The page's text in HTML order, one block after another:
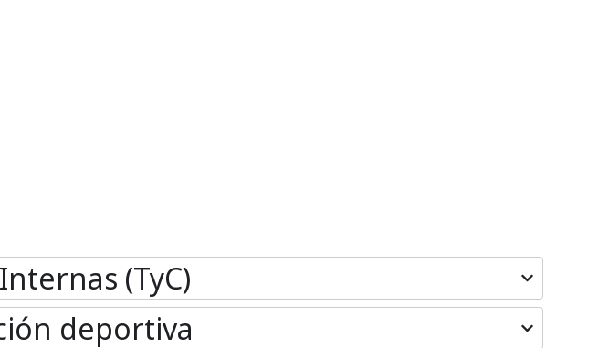
(TyC)
deportiva